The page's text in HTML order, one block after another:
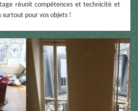
réunit compétences et technicité et
surtout pour vos objets !